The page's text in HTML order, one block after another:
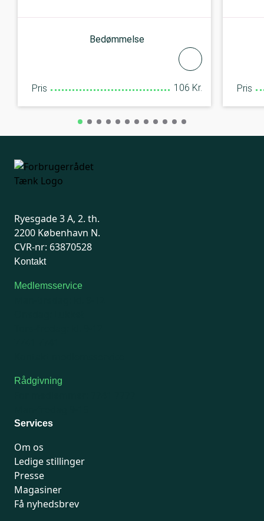
Bedømmelse
Pris 106 Kr. Pris
Ryesgade 3 A, 2. th.
2200 København N.
CVR-nr: 63870528
Kontakt
Medlemsservice
Rådgivning
Services
Om os
Ledige stillinger
Presse
Magasiner
Få nyhedsbrev